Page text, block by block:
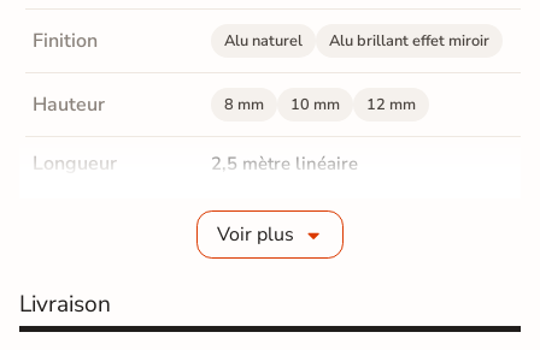
Finition Alu naturel Alu brillant effet miroir
Hauteur 8 mm 10 mm 12 mm
Longueur 2,5 mètre linéaire
Gris
Origine Espagne
Voir plus
Livraison